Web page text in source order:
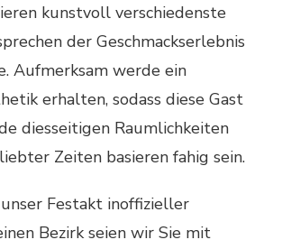
kunstvoll verschiedenste
der Geschmackserlebnis
Aufmerksam werde ein
erhalten, sodass diese Gast
diesseitigen Raumlichkeiten
Zeiten basieren fahig sein.
Festakt inoffizieller
Bezirk seien wir Sie mit